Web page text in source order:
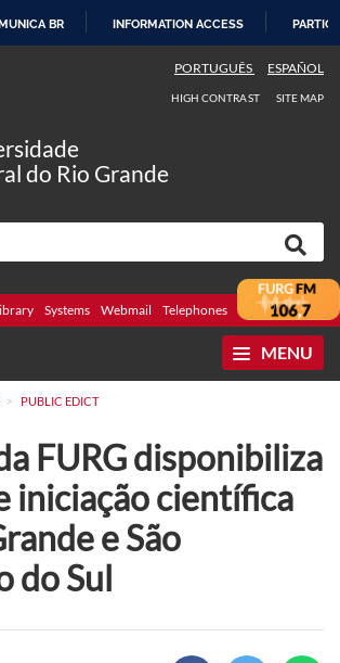
BR INFORMATION ACCESS
PORTUGUÊS ESPAÑOL
HIGH CONTRAST SITE MAP
do Rio Grande
Systems Webmail Telephones Bidding
MENU
> PUBLIC EDICT
FURG disponibiliza
iniciação científica
e São
do Sul